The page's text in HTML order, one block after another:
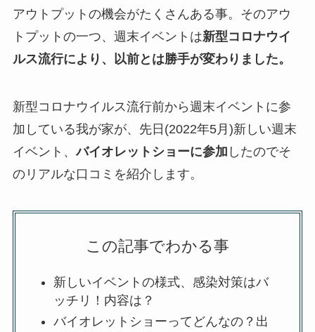
アウトプットの機会がたくさんある事。そのアウ
トプットの一つ、週末イベントは新型コロナウイ
ルス流行により、以前とは勝手が変わりました。
新型コロナウイルス流行前から週末イベントに参
加している我が家が、先日(2022年5月)新しい週末
イベント、バイオレットショーに参加 したのでそ
のリアルな口コミを紹介します。
この記事でわかる事
新しいイベントの様式、感染対策はバ
ッチリ！内容は？
バイオレットショーってどんなの？出